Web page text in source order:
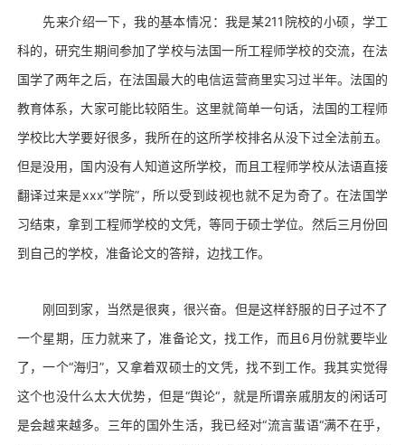
先来介绍一下，我的基本情况：我是某211院校的小硕，学工
科的，研究生期间参加了学校与法国一所工程师学校的交流，在法
国学了两年之后，在法国最大的电信运营商里实习过半年。法国的
教育体系，大家可能比较陌生。这里就简单一句话，法国的工程师
学校比大学要好很多，我所在的这所学校排名从没下过全法前五。
但是没用，国内没有人知道这所学校，而且工程师学校从法语直接
翻译过来是xxx“学院”，所以受到歧视也就不足为奇了。在法国学
习结束，拿到工程师学校的文凭，等同于硕士学位。然后三月份回
到自己的学校，准备论文的答辩，边找工作。
刚回到家，当然是很爽，很兴奋。但是这样舒服的日子过不了
一个星期，压力就来了，准备论文，找工作，而且6月份就要毕业
了，一个“海归”，又拿着双硕士的文凭，找不到工作。我其实觉得
这个也没什么太大优势，但是“舆论“，就是所谓亲戚朋友的闲话可
是会越来越多。三年的国外生活，我已经对“流言蜚语“满不在乎，